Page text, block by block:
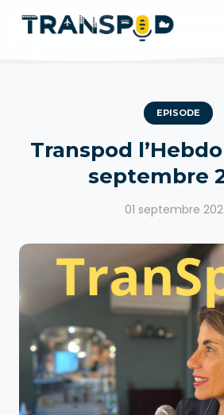
EPISODE
Transpod
septembre
01 septembre